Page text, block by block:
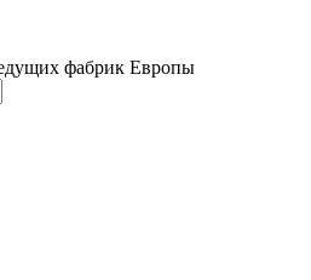
фабрик Европы